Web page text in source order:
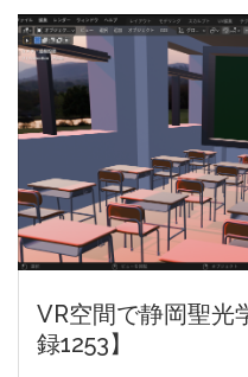
VR空間で静岡聖光
録1253】